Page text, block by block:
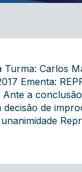
Carlos
Ementa:
Ante a
de